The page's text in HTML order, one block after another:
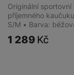
Originální
příjemného
S/M • Barva:
1 289 Kč